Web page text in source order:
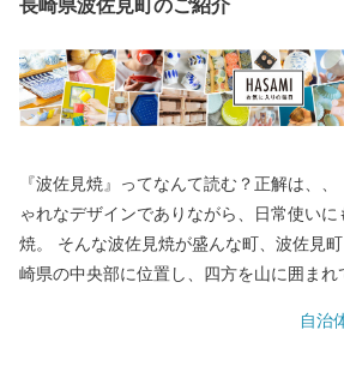
長崎県波佐見町のご紹介
『波佐見焼』ってなんて読む？正解は、
ゃれなデザインでありながら、日常使い
焼。 そんな波佐見焼が盛んな町、波佐見
崎県の中央部に位置し、四方を山に囲まれ
な自然のなかで、お米やお茶、アスパラ
自治